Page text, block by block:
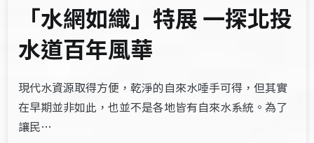
「水網如織」特展 一探北投
水道百年風華
現代水資源取得方便，乾淨的自來水唾手可得，但其實
在早期並非如此，也並不是各地皆有自來水系統。為了
讓民…